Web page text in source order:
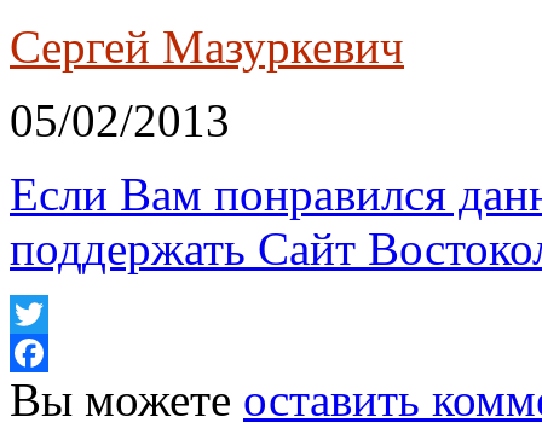
Сергей Мазуркевич
05/02/2013
Если Вам понравился
поддержать Сайт
Twitter
Facebook
Вы можете оставить